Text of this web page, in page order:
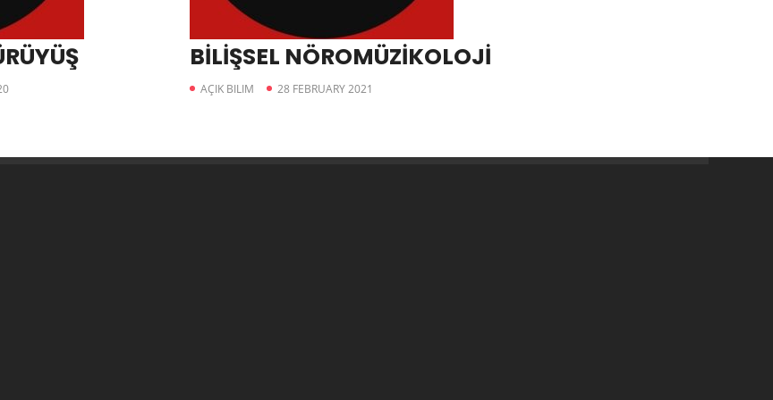
BİLİŞSEL NÖROMÜZİKOLOJİ
AÇIK BILIM 28 FEBRUARY 2021